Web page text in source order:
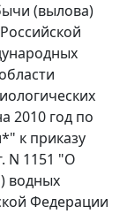
(вылова)
2010 год по
к приказу
N 1151 "О
водных
Федерации